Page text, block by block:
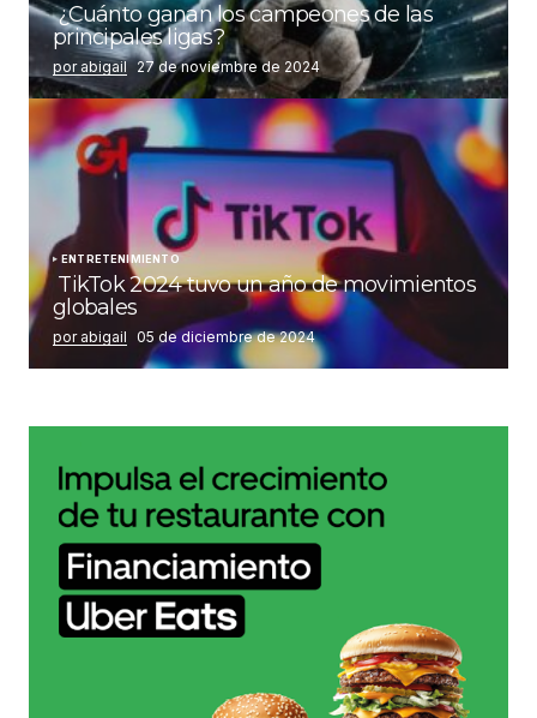
¿Cuánto ganan los campeones de las
principales ligas?
por abigail 27 de noviembre de 2024
ENTRETENIMIENTO
TikTok 2024 tuvo un año de movimientos
globales
por abigail 05 de diciembre de 2024